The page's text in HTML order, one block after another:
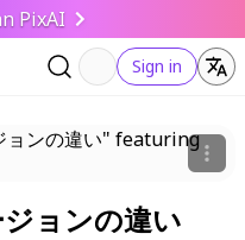
PixAI
Sign in
ョンの違い